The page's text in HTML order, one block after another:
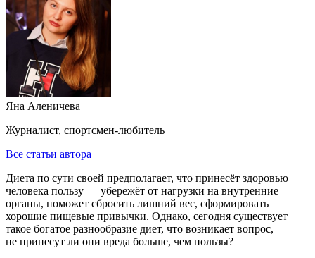
Яна Аленичева
Журналист, спортсмен-любитель
Все статьи автора
Диета по сути своей предполагает, что принесёт здоровью
человека пользу — убережёт от нагрузки на внутренние
органы, поможет сбросить лишний вес, сформировать
хорошие пищевые привычки. Однако, сегодня существует
такое богатое разнообразие диет, что возникает вопрос,
не принесут ли они вреда больше, чем пользы?